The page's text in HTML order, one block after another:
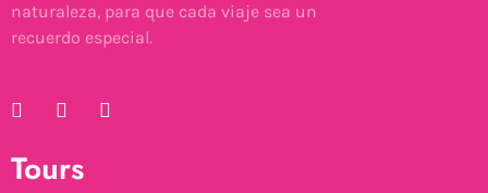
naturaleza, para que cada viaje sea un
recuerdo especial.
Tours